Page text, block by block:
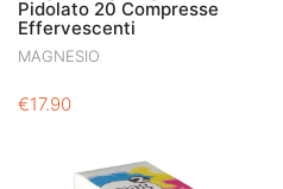
Pidolato 20 Compresse
Effervescenti
MAGNESIO
€17.90